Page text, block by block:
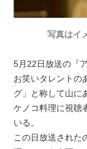
写真はイ
5月22日放送の『
お笑いタレントの
グ」と称して山に
ケノコ料理に視聴
いる。
この日放送された